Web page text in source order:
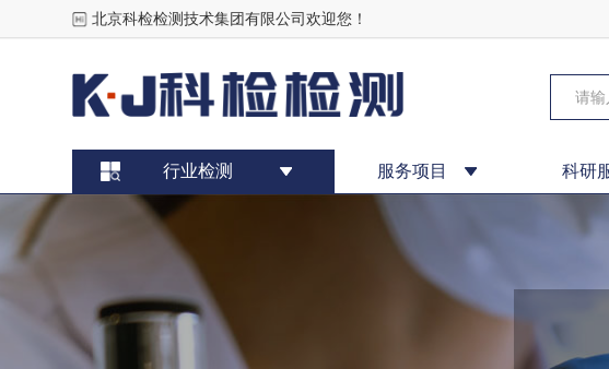
北京科检检测技术集团有限公司欢迎您！
行业检测 服务项目 科研